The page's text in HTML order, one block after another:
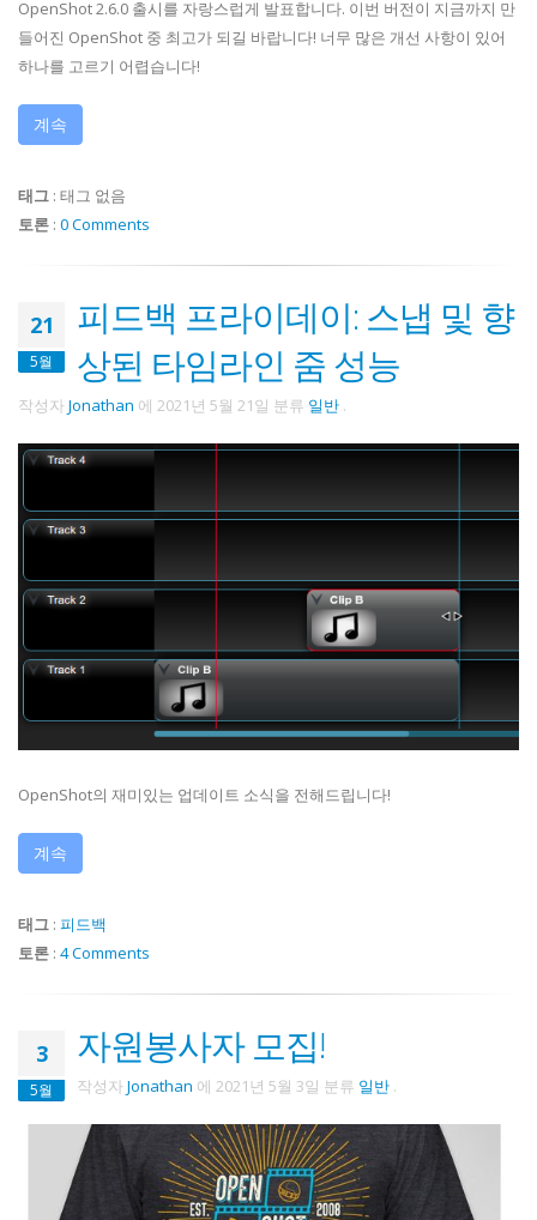
OpenShot 2.6.0 출시를 자랑스럽게 발표합니다. 이번 버전이 지금까지 만
들어진 OpenShot 중 최고가 되길 바랍니다! 너무 많은 개선 사항이 있어
하나를 고르기 어렵습니다!
계속
태그 : 태그 없음
토론 : 0 Comments
21
5월
피드백 프라이데이: 스냅 및 향
상된 타임라인 줌 성능
작성자Jonathan 에 2021년 5월 21일 분류 일반 .
OpenShot의 재미있는 업데이트 소식을 전해드립니다!
계속
태그 : 피드백
토론 : 4 Comments
3
5월
자원봉사자 모집!
작성자Jonathan 에 2021년 5월 3일 분류 일반 .